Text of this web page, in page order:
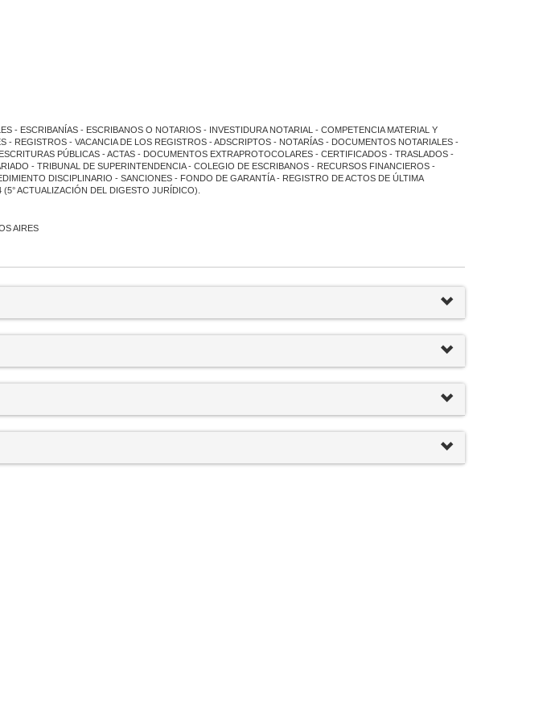
- ESCRIBANÍAS - ESCRIBANOS O NOTARIOS - INVESTIDURA NOTARIAL - COMPETENCIA MATERIAL Y
- REGISTROS - VACANCIA DE LOS REGISTROS - ADSCRIPTOS - NOTARÍAS - DOCUMENTOS NOTARIALES -
PÚBLICAS - ACTAS - DOCUMENTOS EXTRAPROTOCOLARES - CERTIFICADOS - TRASLADOS -
- TRIBUNAL DE SUPERINTENDENCIA - COLEGIO DE ESCRIBANOS - RECURSOS FINANCIEROS -
DISCIPLINARIO - SANCIONES - FONDO DE GARANTÍA - REGISTRO DE ACTOS DE ÚLTIMA
ACTUALIZACIÓN DEL DIGESTO JURÍDICO).
AIRES